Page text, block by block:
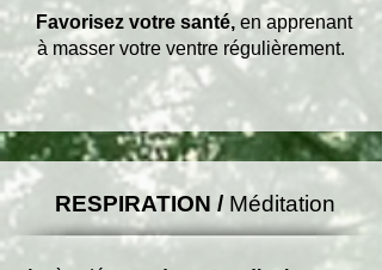
Favorisez votre santé,en apprenant
à masser votre ventre régulièrement.
RESPIRATION / Méditation